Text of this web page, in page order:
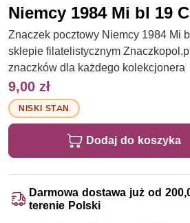
Niemcy 1984 Mi bl 19
Znaczek pocztowy Niemcy 1984 Mi
sklepie filatelistycznym
znaczków dla każdego kolekcjonera
9,00 zł
NISKI STAN
Dodaj do koszyka
Darmowa dostawa już od
terenie Polski